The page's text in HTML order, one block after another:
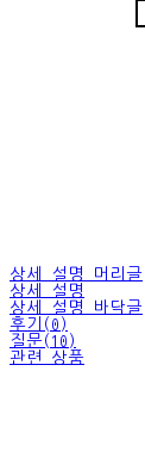
상세 설명 머리글
상세 설명
상세 설명 바닥글
후기(0)
질문(10)
관련 상품